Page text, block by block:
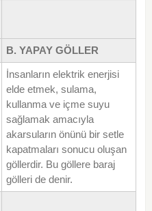
B. YAPAY GÖLLER
İnsanların elektrik enerjisi
elde etmek, sulama,
kullanma ve içme suyu
sağlamak amacıyla
akarsuların önünü bir setle
kapatmaları sonucu oluşan
göllerdir. Bu göllere baraj
gölleri de denir.